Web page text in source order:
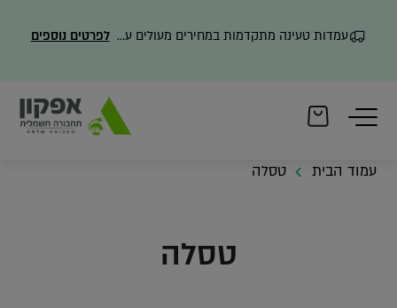
עמדות טעינה מתקדמות במחירים מעולים עם משלוח מהיר לפרטים נוספים
עמוד הבית טסלה
טסלה